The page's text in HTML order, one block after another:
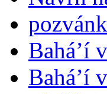
Bahá’í
Bahá’í